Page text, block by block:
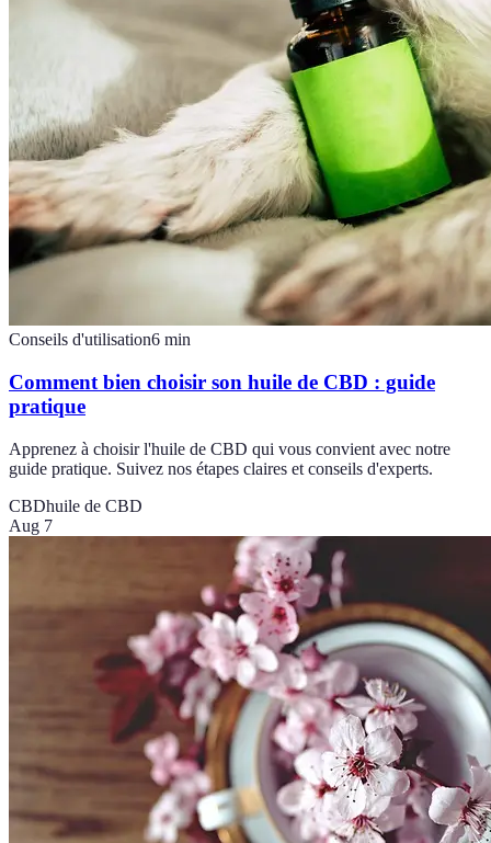
Conseils d'utilisation6 min
Comment bien choisir son huile de CBD : guide
pratique
Apprenez à choisir l'huile de CBD qui vous convient avec notre
guide pratique. Suivez nos étapes claires et conseils d'experts.
CBDhuile de CBD
Aug 7